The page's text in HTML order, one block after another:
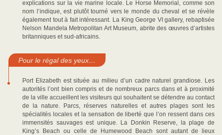
explications sur la vie marine locale. Le Horse Memorial, comme son
nom l’indique, est plutôt tourné vers le monde du cheval et se révèle
également tout à fait intéressant. La King George VI gallery, rebaptisée
Nelson Mandela Metropolitan Art Museum, abrite des œuvres d’artistes
britanniques et sud-africains.
Pour le régal des yeux…
Port Elizabeth est située au milieu d’un cadre naturel grandiose. Les
autorités l’ont bien compris et de nombreux parcs dans et à proximité
de la ville accueillent les visiteurs qui souhaitent se détendre au contact
de la nature. Parcs, réserves naturelles et autres plages sont les
spécialités locales et la sensation de liberté que l’on ressent dans ces
immensités sauvages est unique. La Donkin Reserve, la plage de
King’s Beach ou celle de Humewood Beach sont autant de lieux